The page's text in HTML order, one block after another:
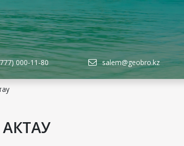
000-11-80 salem@geobro.kz